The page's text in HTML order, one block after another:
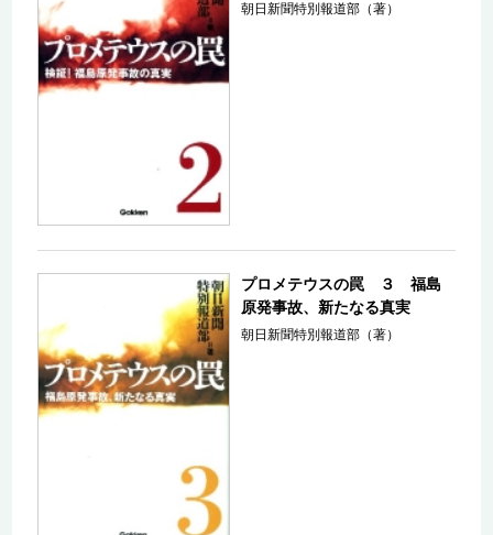
朝日新聞特別報道部（著）
プロメテウスの罠 ３ 福島
原発事故、新たなる真実
朝日新聞特別報道部（著）